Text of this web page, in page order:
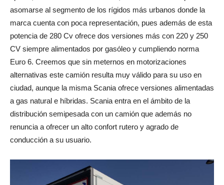
asomarse al segmento de los rígidos más urbanos donde la
marca cuenta con poca representación, pues además de esta
potencia de 280 Cv ofrece dos versiones más con 220 y 250
CV siempre alimentados por gasóleo y cumpliendo norma
Euro 6. Creemos que sin meternos en motorizaciones
alternativas este camión resulta muy válido para su uso en
ciudad, aunque la misma Scania ofrece versiones alimentadas
a gas natural e híbridas. Scania entra en el ámbito de la
distribución semipesada con un camión que además no
renuncia a ofrecer un alto confort rutero y agrado de
conducción a su usuario.